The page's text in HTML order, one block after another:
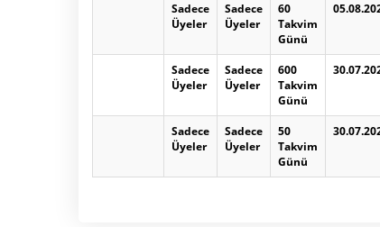
Sadece
Üyeler
Sadece
Üyeler
60
Takvim
Günü
Sadece
Üyeler
Sadece
Üyeler
600
Takvim
Günü
Sadece
Üyeler
Sadece
Üyeler
50
Takvim
Günü